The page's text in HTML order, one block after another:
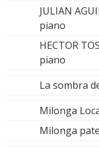
JULIAN
piano
HECTOR
piano
La sombra
Milonga
Milonga